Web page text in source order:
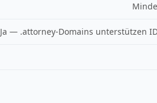
Ja — .attorney-Domains unterstützen